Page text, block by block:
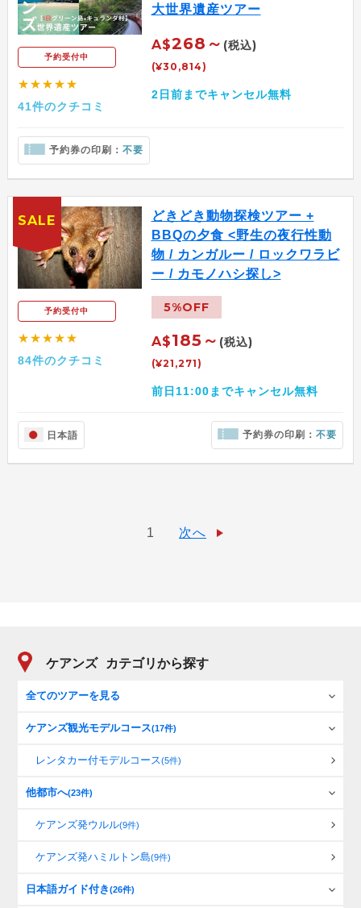
予約受付中
★★★★★
41件のクチコミ
大世界遺産ツアー
A$268～ (税込)
(¥30,814)
2日前までキャンセル無料
予約券の印刷： 不要
予約受付中
★★★★★
84件のクチコミ
どきどき動物探検ツアー +
BBQの夕食 <野生の夜行性動
物 / カンガルー / ロックワラビ
ー / カモノハシ探し>
5%OFF
A$185～ (税込)
(¥21,271)
前日11:00までキャンセル無料
日本語 予約券の印刷：不要
SALE
1 次へ
ケアンズ カテゴリから探す
全てのツアーを見る
ケアンズ観光モデルコース(17件)
レンタカー付モデルコース(5件)
他都市へ(23件)
ケアンズ発ウルル(9件)
ケアンズ発ハミルトン島(9件)
日本語ガイド付き(26件)